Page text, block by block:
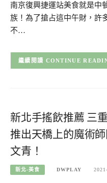
南京復興捷運站美食就是中
族！為了搶占這中午財，許
不…
CONTINUE
新北手搖飲推薦 三
推出天橋上的魔術
文青！
新北-美食 DWPLAY